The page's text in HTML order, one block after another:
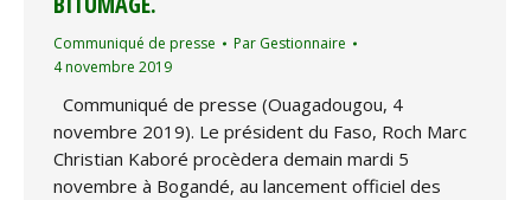
Communiqué de presse Par Gestionnaire
4 novembre 2019
Communiqué de presse (Ouagadougou, 4
novembre 2019). Le président du Faso, Roch Marc
Christian Kaboré procèdera demain mardi 5
novembre à Bogandé, au lancement officiel des